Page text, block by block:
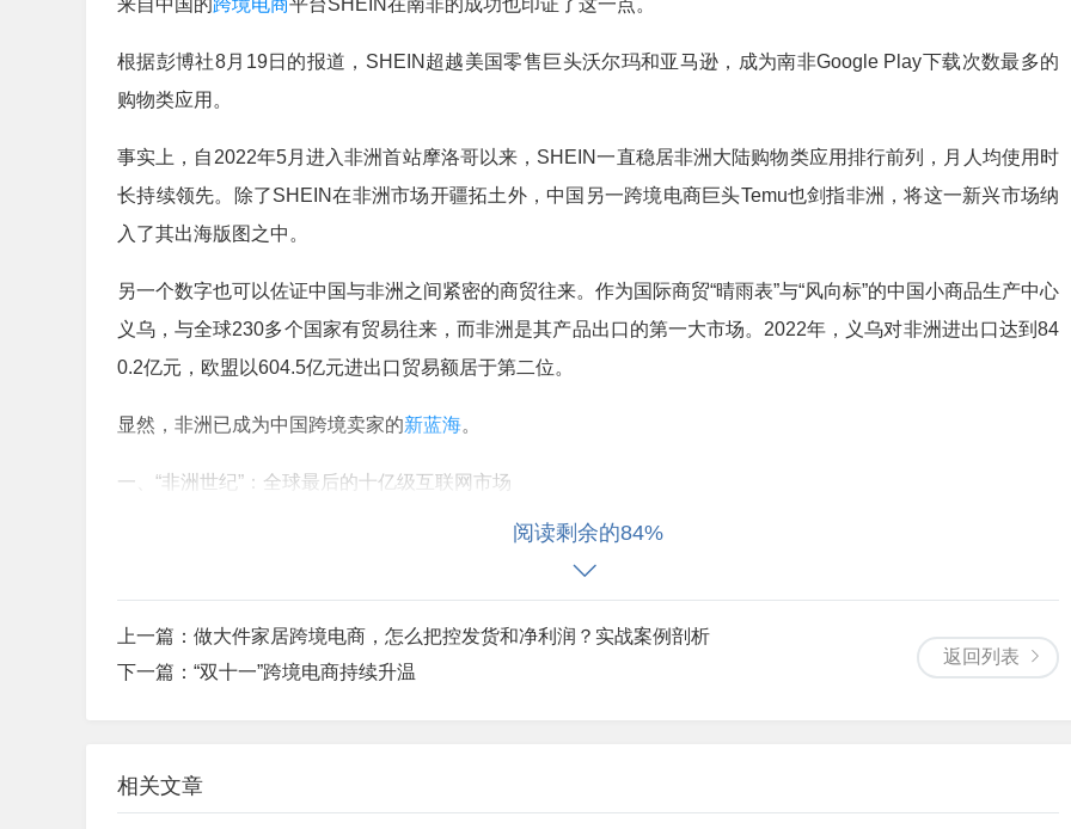
来自中国的跨境电商平台SHEIN在南非的成功也印证了这一点。
根据彭博社8月19日的报道，SHEIN超越美国零售巨头沃尔玛和亚马逊，成为南非Google Play下载次数最多的
购物类应用。
事实上，自2022年5月进入非洲首站摩洛哥以来，SHEIN一直稳居非洲大陆购物类应用排行前列，月人均使用时
长持续领先。除了SHEIN在非洲市场开疆拓土外，中国另一跨境电商巨头Temu也剑指非洲，将这一新兴市场纳
入了其出海版图之中。
另一个数字也可以佐证中国与非洲之间紧密的商贸往来。作为国际商贸“晴雨表”与“风向标”的中国小商品生产中心
义乌，与全球230多个国家有贸易往来，而非洲是其产品出口的第一大市场。2022年，义乌对非洲进出口达到84
0.2亿元，欧盟以604.5亿元进出口贸易额居于第二位。
显然，非洲已成为中国跨境卖家的新蓝海。
一、“非洲世纪”：全球最后的十亿级互联网市场
“19世纪末，来自欧洲的商人们进入雨林，肆意掠夺雨林的馈赠——象牙、俘虏和橡胶。土著平民被鞭打、奴
役、监禁甚至枪毙；村庄被弃；土地荒废；由于缺乏治疗，常见的肠道和呼吸道疾病变得致命。人们为了逃离武
阅读剩余的84%
返回列表
上一篇： 做大件家居跨境电商，怎么把控发货和净利润？实战案例剖析
下一篇： “双十一”跨境电商持续升温
相关文章